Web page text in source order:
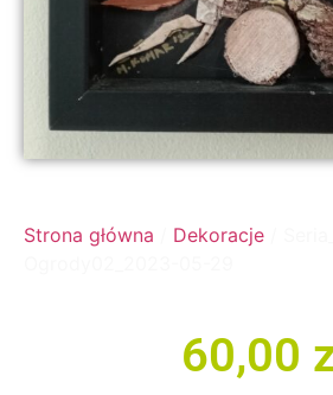
Strona główna Dekoracje
60,00